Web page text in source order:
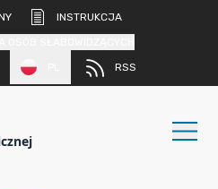
INSTRUKCJA
RSS